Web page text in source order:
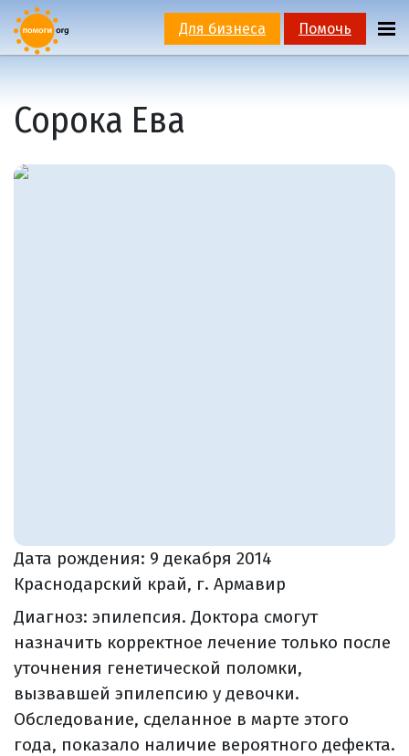
Для бизнеса Помочь
Сорока Ева
Дата рождения: 9 декабря 2014
Краснодарский край, г. Армавир
Диагноз: эпилепсия. Доктора смогут
назначить корректное лечение только после
уточнения генетической поломки,
вызвавшей эпилепсию у девочки.
Обследование, сделанное в марте этого
года, показало наличие вероятного дефекта.